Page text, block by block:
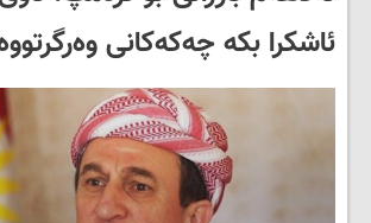
ئاشکرا بکە چەکەکانی